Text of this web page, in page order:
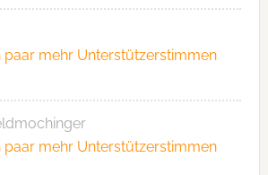
paar mehr Unterstützerstimmen
paar mehr Unterstützerstimmen